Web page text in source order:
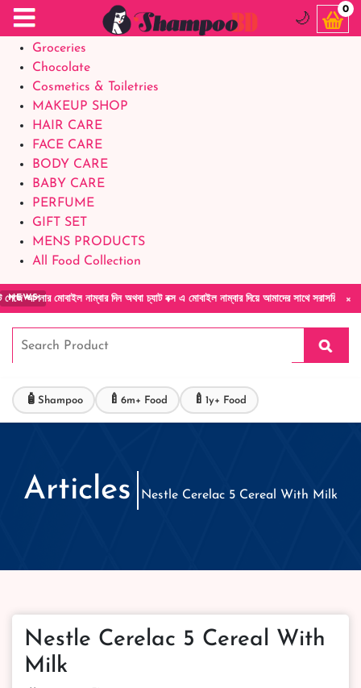
Food Supplements
Baby Foods
Groceries
Chocolate
Cosmetics & Toiletries
MAKEUP SHOP
HAIR CARE
FACE CARE
BODY CARE
BABY CARE
PERFUME
GIFT SET
MENS PRODUCTS
All Food Collection
×
NEWS নাম্বার দিন অথবা চ্যাট বক্স এ মোবাইল নাম্বার দিয়ে আমাদের সাথে সরাসরি কথা
🌙
0
🧴 Shampoo 🍼 6m+ Food 🍼 1y+ Food
Articles Nestle Cerelac 5 Cereal With Milk
Nestle Cerelac 5 Cereal With
Milk